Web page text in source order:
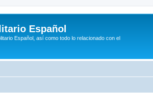
Español
Español, así como todo lo relacionado con el